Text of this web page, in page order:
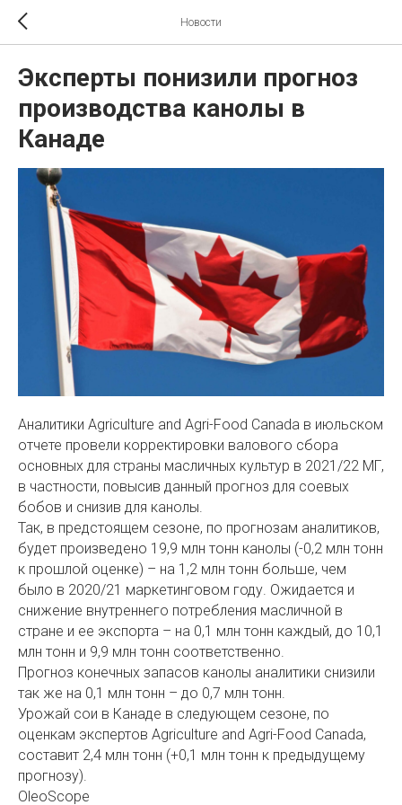
Новости
Эксперты понизили прогноз
производства канолы в
Канаде
Аналитики Agriculture and Agri-Food Canada в июльском
отчете провели корректировки валового сбора
основных для страны масличных культур в 2021/22 МГ,
в частности, повысив данный прогноз для соевых
бобов и снизив для канолы.
Так, в предстоящем сезоне, по прогнозам аналитиков,
будет произведено 19,9 млн тонн канолы (-0,2 млн тонн
к прошлой оценке) – на 1,2 млн тонн больше, чем
было в 2020/21 маркетинговом году. Ожидается и
снижение внутреннего потребления масличной в
стране и ее экспорта – на 0,1 млн тонн каждый, до 10,1
млн тонн и 9,9 млн тонн соответственно.
Прогноз конечных запасов канолы аналитики снизили
так же на 0,1 млн тонн – до 0,7 млн тонн.
Урожай сои в Канаде в следующем сезоне, по
оценкам экспертов Agriculture and Agri-Food Canada,
составит 2,4 млн тонн (+0,1 млн тонн к предыдущему
прогнозу).
OleoScope